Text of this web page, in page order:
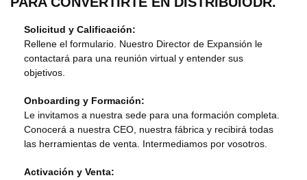
Solicitud y Calificación:
Rellene el formulario. Nuestro Director de Expansión le
contactará para una reunión virtual y entender sus
objetivos.
Onboarding y Formación:
Le invitamos a nuestra sede para una formación completa.
Conocerá a nuestra CEO, nuestra fábrica y recibirá todas
las herramientas de venta. Intermediamos por vosotros.
Activación y Venta: